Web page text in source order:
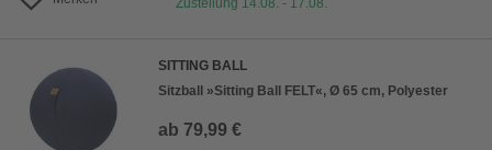
Zustellung 14.08. - 17.08.
SITTING BALL
Sitzball »Sitting Ball FELT«, Ø 65 cm, Polyester
ab 79,99 €